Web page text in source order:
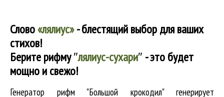
Слово«лялиус»- блестящий выбор для ваших
стихов!
Берите рифму″лялиус-сухари″ - это будет
мощно и свежо!
Генератор рифм "Большой крокодил" генерирует